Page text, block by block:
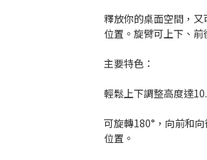
釋放你的桌面空間，
位置。旋臂可上下、
主要特色：
輕鬆上下調整高度達
可旋轉180°，向前和
位置。